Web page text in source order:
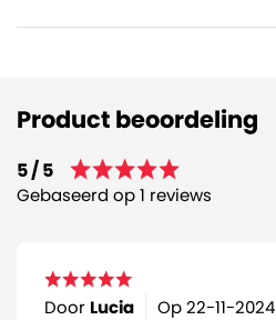
Product beoordeling
5 / 5
Gebaseerd op 1 reviews
Door Lucia Op22-11-2024